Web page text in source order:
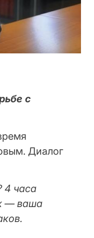
с
Диалог
4 часа
— ваша